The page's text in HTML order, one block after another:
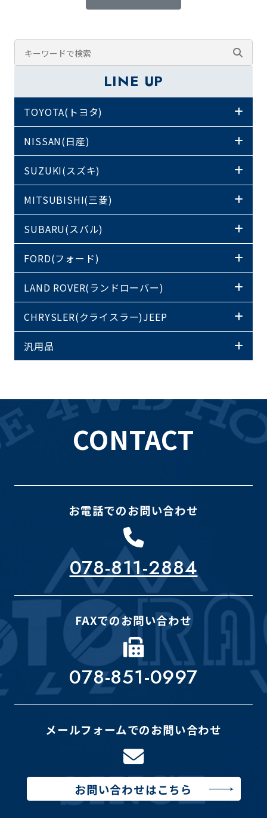
LINE UP
TOYOTA(トヨタ)
NISSAN(日産)
SUZUKI(スズキ)
MITSUBISHI(三菱)
SUBARU(スバル)
FORD(フォード)
LAND ROVER(ランドローバー)
CHRYSLER(クライスラー)JEEP
汎用品
CONTACT
お電話でのお問い合わせ
078-811-2884
FAXでのお問い合わせ
078-851-0997
メールフォームでのお問い合わせ
お問い合わせはこちら